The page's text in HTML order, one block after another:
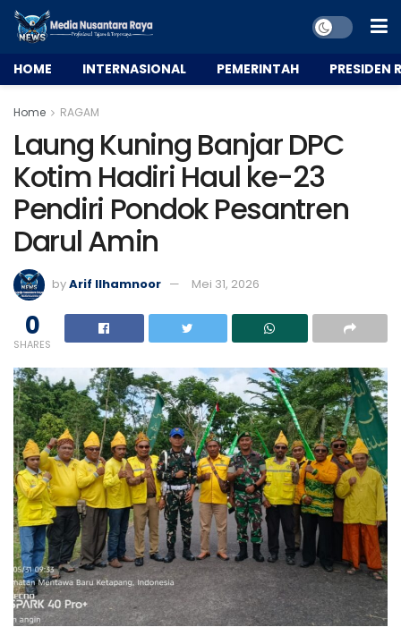
HOME INTERNASIONAL PEMERINTAH PRESIDEN
Home RAGAM
Laung Kuning Banjar DPC
Kotim Hadiri Haul ke-23
Pendiri Pondok Pesantren
Darul Amin
byArif Ilhamnoor Mei 31, 2026
0
SHARES